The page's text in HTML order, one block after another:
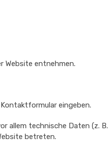
Website entnehmen.
eingeben.
allem technische Daten (z. B.
betreten.